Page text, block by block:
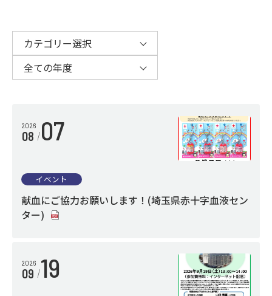
カテゴリー選択
全ての年度
2026
08 07
イベント
献血にご協力お願いします！(埼玉県赤十字血液セン
ター)
2026
09 19
外来
初めて受診される方へ
再診の方
外来診療担当医表
地域連携小児夜間・休日診療
健康保険の資格確認
LifeMarkコンシェルジュ